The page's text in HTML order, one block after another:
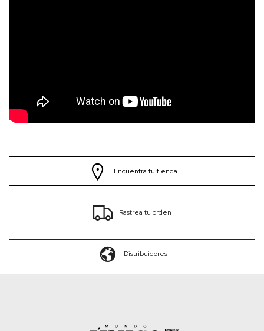
Encuentra tu tienda
Rastrea tu orden
Distribuidores